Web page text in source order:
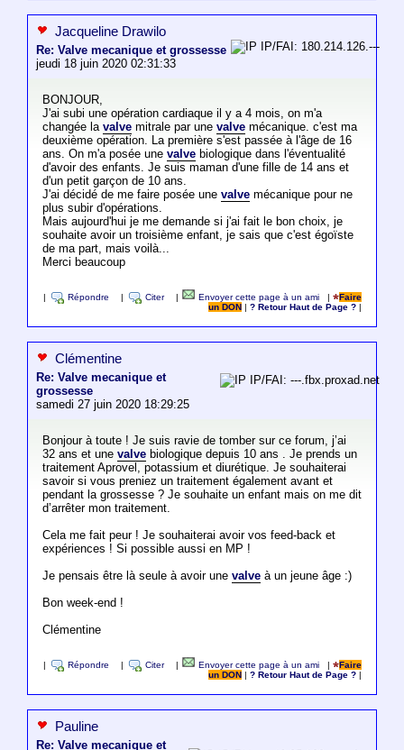
Jacqueline Drawilo
Re: Valve mecanique et grossesse
jeudi 18 juin 2020 02:31:33
IP/FAI: 180.214.126.---
BONJOUR,
J'ai subi une opération cardiaque il y a 4 mois, on m'a
changée la valvemitrale par une valvemécanique. c'est ma
deuxième opération. La première s'est passée à l'âge de 16
ans. On m'a posée une valvebiologique dans l'éventualité
d'avoir des enfants. Je suis maman d'une fille de 14 ans et
d'un petit garçon de 10 ans.
J'ai décidé de me faire posée une valvemécanique pour ne
plus subir d'opérations.
Mais aujourd'hui je me demande si j'ai fait le bon choix, je
souhaite avoir un troisième enfant, je sais que c'est égoïste
de ma part, mais voilà...
Merci beaucoup
Répondre Citer Envoyer cette page à un ami |
Faire
un DON
|? Retour Haut de Page ?
Clémentine
Re: Valve mecanique et
grossesse
samedi 27 juin 2020 18:29:25
IP/FAI: ---.fbx.proxad.net
Bonjour à toute ! Je suis ravie de tomber sur ce forum, j’ai
32 ans et une valvebiologique depuis 10 ans . Je prends un
traitement Aprovel, potassium et diurétique. Je souhaiterai
savoir si vous preniez un traitement également avant et
pendant la grossesse ? Je souhaite un enfant mais on me dit
d’arrêter mon traitement.
Cela me fait peur ! Je souhaiterai avoir vos feed-back et
expériences ! Si possible aussi en MP !
Je pensais être là seule à avoir une valveà un jeune âge :)
Bon week-end !
Clémentine
Répondre Citer Envoyer cette page à un ami |
Faire
un DON
|? Retour Haut de Page ?
Pauline
Re: Valve mecanique et